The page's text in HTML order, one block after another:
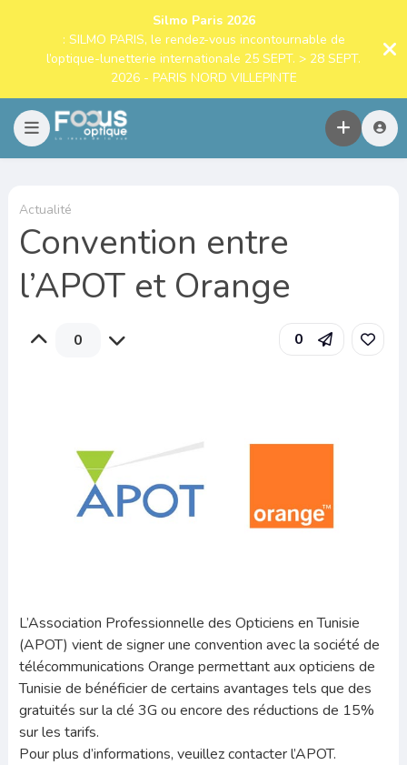
Silmo Paris 2026
: SILMO PARIS, le rendez-vous incontournable de
l’optique-lunetterie internationale 25 SEPT. > 28 SEPT.
2026 - PARIS NORD VILLEPINTE
Actualité
Convention entre
l’APOT et Orange
0 0
L’Association Professionnelle des Opticiens en Tunisie
(APOT) vient de signer une convention avec la société de
télécommunications Orange permettant aux opticiens de
Tunisie de bénéficier de certains avantages tels que des
gratuités sur la clé 3G ou encore des réductions de 15%
sur les tarifs.
Pour plus d’informations, veuillez contacter l’APOT.